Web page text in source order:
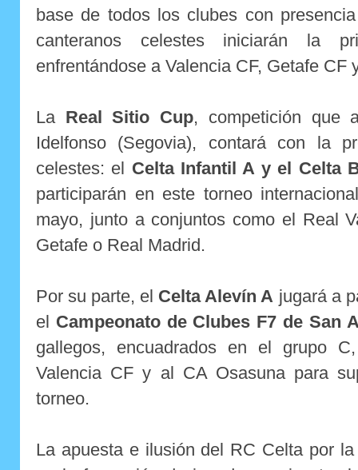
base de todos los clubes con
canteranos celestes iniciarán la
enfrentándose a Valencia CF, Getafe CF
La Real Sitio Cup, competición que
Idelfonso (Segovia), contará con la
celestes: el Celta Infantil A y el Celta
participarán en este torneo
mayo, junto a conjuntos como el Real
Getafe o Real Madrid.
Por su parte, el Celta Alevín A jugará a
el Campeonato de Clubes F7 de San
gallegos, encuadrados en el grupo
Valencia CF y al CA Osasuna para
torneo.
La apuesta e ilusión del RC Celta por